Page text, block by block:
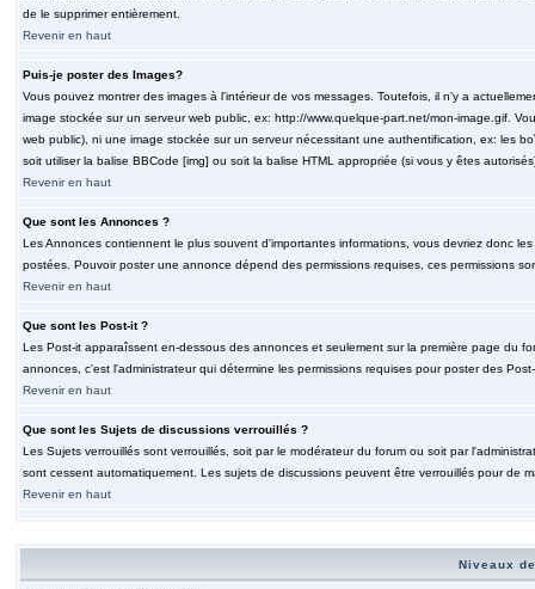
de le supprimer entièrement.
Revenir en haut
Puis-je poster des Images?
Vous pouvez montrer des images à l'intérieur de vos messages. Toutefois, il n'y a
image stockée sur un serveur web public, ex: http://www.quelque-part.net/mon-image.gif.
web public), ni une image stockée sur un serveur nécessitant une authentification, ex: les
soit utiliser la balise BBCode [img] ou soit la balise HTML appropriée (si vous y êtes
Revenir en haut
Que sont les Annonces ?
Les Annonces contiennent le plus souvent d'importantes informations, vous devriez donc
postées. Pouvoir poster une annonce dépend des permissions requises, ces permissions
Revenir en haut
Que sont les Post-it ?
Les Post-it apparaîssent en-dessous des annonces et seulement sur la première page du
annonces, c'est l'administrateur qui détermine les permissions requises pour poster des
Revenir en haut
Que sont les Sujets de discussions verrouillés ?
Les Sujets verrouillés sont verrouillés, soit par le modérateur du forum ou soit par
sont cessent automatiquement. Les sujets de discussions peuvent être verrouillés pour de
Revenir en haut
Niveaux